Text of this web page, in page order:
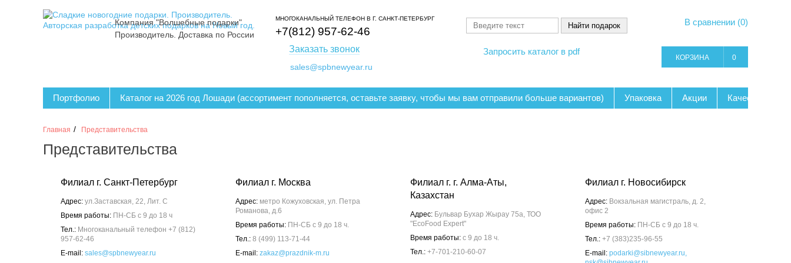
Компания "Волшебные подарки"
Производитель. Доставка по России
МНОГОКАНАЛЬНЫЙ ТЕЛЕФОНВ Г. САНКТ-ПЕТЕРБУРГ
+7(812) 957-62-46
Заказать звонок
sales@spbnewyear.ru
Запросить каталог в pdf
В сравнении (0)
КОРЗИНА 0
Портфолио Каталог на 2026 год Лошади (ассортимент пополняется, оставьте заявку, чтобы мы вам отправили больше вариантов) Упаковка Акции Качество
Главная / Представительства
Представительства
Филиал г. Санкт-Петербург
Адрес: ул.Заставская, 22, Лит. С
Время работы: ПН-СБ с 9 до 18 ч
Тел.: Многоканальный телефон +7 (812)
957-62-46
E-mail: sales@spbnewyear.ru
Филиал г. Москва
Адрес: метро Кожуховская, ул. Петра
Романова, д.6
Время работы: ПН-СБ с 9 до 18 ч.
Тел.: 8 (499) 113-71-44
E-mail: zakaz@prazdnik-m.ru
Филиал г. г. Алма-Аты,
Казахстан
Адрес: Бульвар Бухар Жырау 75а, ТОО
"EcoFood Expert"
Время работы: с 9 до 18 ч.
Тел.: +7-701-210-60-07
Филиал г. Новосибирск
Адрес: Вокзальная магистраль, д. 2,
офис 2
Время работы: ПН-СБ с 9 до 18 ч.
Тел.: +7 (383)235-96-55
E-mail: podarki@sibnewyear.ru,